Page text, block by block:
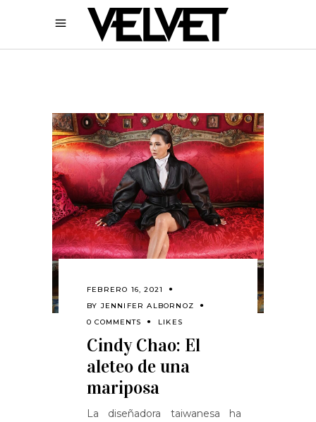
FEBRERO 16, 2021
BY JENNIFER ALBORNOZ
0 COMMENTS
LIKES
Cindy Chao: El
aleteo de una
mariposa
La diseñadora taiwanesa ha